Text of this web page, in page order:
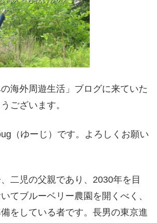
の海外周遊生活」ブログに来ていた
ございます。
ug （ゆーじ）です。よろしくお願い
二児の父親であり、 2030年を目
てブルーベリー農園を開くべく、
をしている者です。長男の東京進